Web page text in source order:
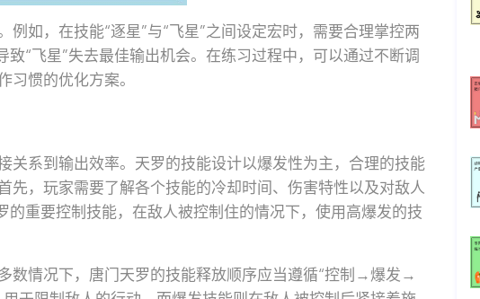
如，在技能“逐星”与“飞星”之间设定宏时，需要合理掌控两
致“飞星”失去最佳输出机会。在练习过程中，可以通过不断调
惯的优化方案。
关系到输出效率。天罗的技能设计以爆发性为主，合理的技能
先，玩家需要了解各个技能的冷却时间、伤害特性以及对敌人
的重要控制技能，在敌人被控制住的情况下，使用高爆发的技
数情况下，唐门天罗的技能释放顺序应当遵循“控制→爆发→